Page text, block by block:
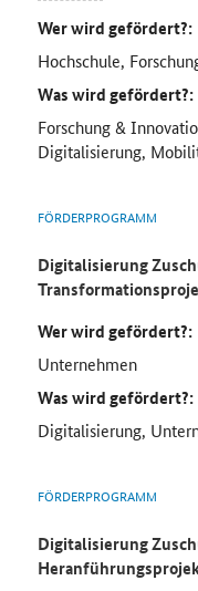
Wer wird gefördert?:
Hochschule,
Was wird gefördert?:
Forschung &
Digitalisierung,
FÖRDERPROGRAMM
Digitalisierung
Wer wird gefördert?:
Unternehmen
Was wird gefördert?:
Digitalisierung,
FÖRDERPROGRAMM
Digitalisierung